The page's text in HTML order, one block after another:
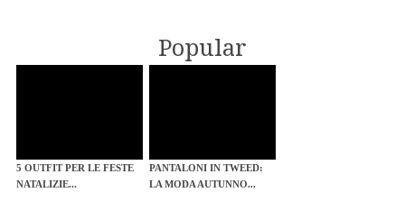
Popular
5 OUTFIT PER LE FESTE
NATALIZIE...
PANTALONI IN TWEED:
LA MODA AUTUNNO...